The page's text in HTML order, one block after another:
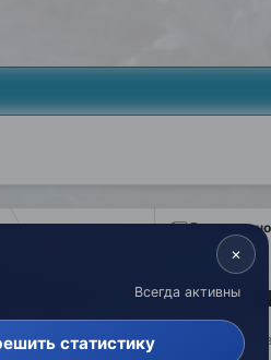
Вся
copyright © 2026
×
Всегда активны
статистику